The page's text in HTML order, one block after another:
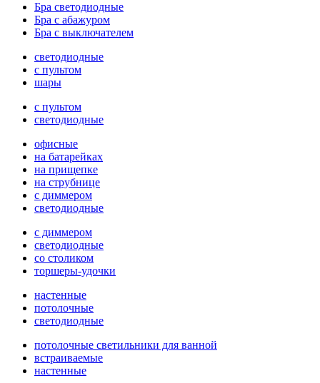
Бра светодиодные
Бра с абажуром
Бра с выключателем
светодиодные
с пультом
шары
с пультом
светодиодные
офисные
на батарейках
на прищепке
на струбнице
с диммером
светодиодные
с диммером
светодиодные
со столиком
торшеры-удочки
настенные
потолочные
светодиодные
потолочные светильники для ванной
встраиваемые
настенные